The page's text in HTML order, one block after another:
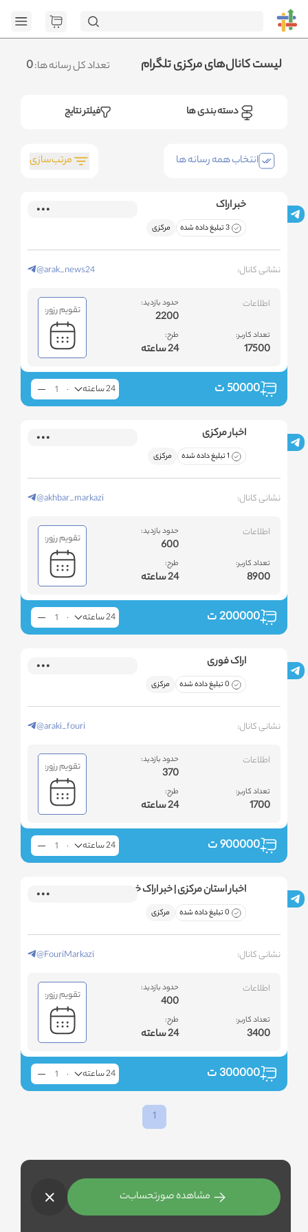
تعداد کل رسانه ها:0 لیست کانال‌های مرکزی تلگرام
فیلتر نتایج دسته بندی ها
مشاهده صورتحسابت
مرتب‌سازی انتخاب همه رسانه ها
خبر اراک
3 تبلیغ داده شده مرکزی
نشانی کانال: @arak_news24
اطلاعات
تعداد کاربر:
17500
حدود بازدید:
2200
طرح:
24 ساعته
تقویم رزور:
50000ت 24 ساعته
اخبار مرکزی
1 تبلیغ داده شده مرکزی
نشانی کانال: @akhbar_markazi
اطلاعات
تعداد کاربر:
8900
حدود بازدید:
600
طرح:
24 ساعته
تقویم رزور:
200000ت 24 ساعته
اراک فوری
0 تبلیغ داده شده مرکزی
نشانی کانال: @araki_fouri
اطلاعات
تعداد کاربر:
1700
حدود بازدید:
370
طرح:
24 ساعته
تقویم رزور:
900000ت 24 ساعته
اخبار استان مرکزی | خبر اراک خمین
0 تبلیغ داده شده مرکزی
نشانی کانال: @FouriMarkazi
اطلاعات
تعداد کاربر:
3400
حدود بازدید:
400
طرح:
24 ساعته
تقویم رزور:
300000ت 24 ساعته
1
راهنمای تبلیغات هدفمند در اینستاگرام و تلگرام
page=1&social=all&sort_field=orders_num&sort_type=desc":
<no response> Failed to fetch
.متوجه شدم